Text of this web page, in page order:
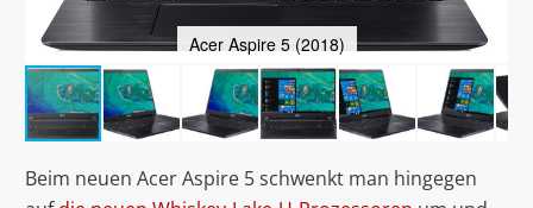
Acer Aspire 5 (2018)
Beim neuen Acer Aspire 5 schwenkt man hingegen